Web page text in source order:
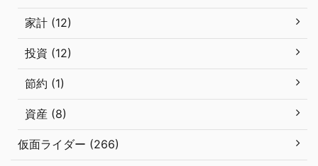
家計 (12)
投資 (12)
節約 (1)
資産 (8)
仮面ライダー (266)